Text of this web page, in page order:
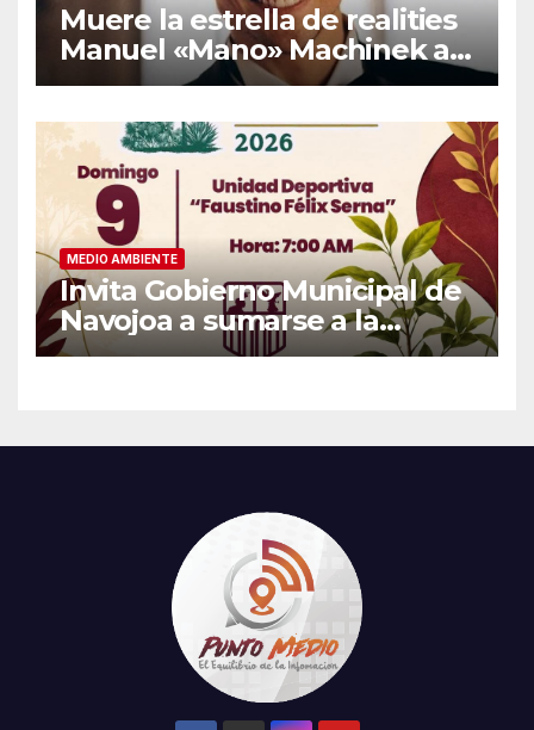
Muere la estrella de realities
Manuel «Mano» Machinek a
los 37 años
MEDIO AMBIENTE
Invita Gobierno Municipal de
Navojoa a sumarse a la
Jornada Nacional de